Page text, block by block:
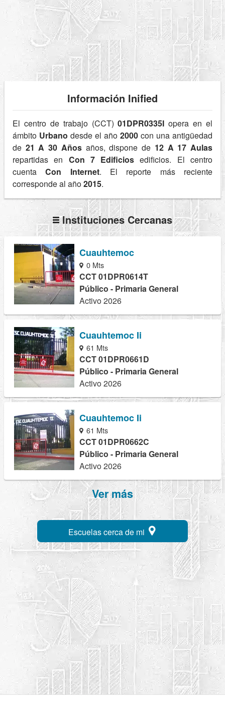
Información Inified
El centro de trabajo (CCT)01DPR0335I opera en el
ámbito Urbano desde el año 2000 con una antigüedad
de 21 A 30 Añosaños, dispone de 12 A 17 Aulas
repartidas en Con 7 Edificios edificios. El centro
cuentaCon Internet. El reporte más reciente
corresponde al año2015.
Instituciones Cercanas
Cuauhtemoc
0 Mts
CCT 01DPR0614T
Público - Primaria General
Activo 2026
Cuauhtemoc Ii
61 Mts
CCT 01DPR0661D
Público - Primaria General
Activo 2026
Cuauhtemoc Ii
61 Mts
CCT 01DPR0662C
Público - Primaria General
Activo 2026
Ver más
Escuelas cerca de mi